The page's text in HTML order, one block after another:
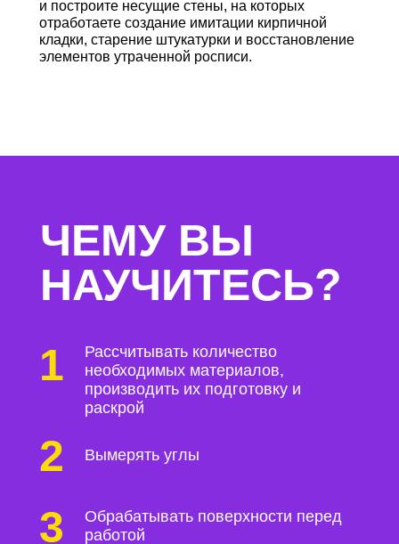
и построите несущие стены, на которых
отработаете создание имитации кирпичной
кладки, старение штукатурки и восстановление
элементов утраченной росписи.
ЧЕМУ ВЫ
НАУЧИТЕСЬ?
Рассчитывать количество
необходимых материалов,
производить их подготовку и
раскрой
1
Вымерять углы
2
Обрабатывать поверхности перед
работой
3